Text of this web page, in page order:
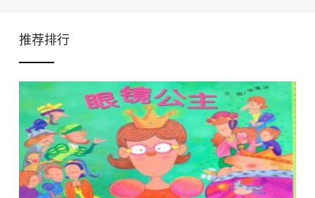
推荐排行